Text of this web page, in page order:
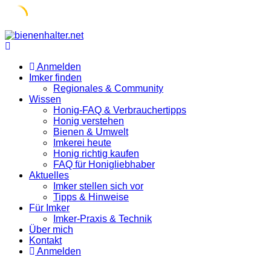
Skip
to
Anmelden
Imker finden
Regionales & Community
Wissen
Honig-FAQ & Verbrauchertipps
Honig verstehen
Bienen & Umwelt
Imkerei heute
Honig richtig kaufen
FAQ für Honigliebhaber
Aktuelles
Imker stellen sich vor
Tipps & Hinweise
Für Imker
Imker-Praxis & Technik
Über mich
Kontakt
Anmelden